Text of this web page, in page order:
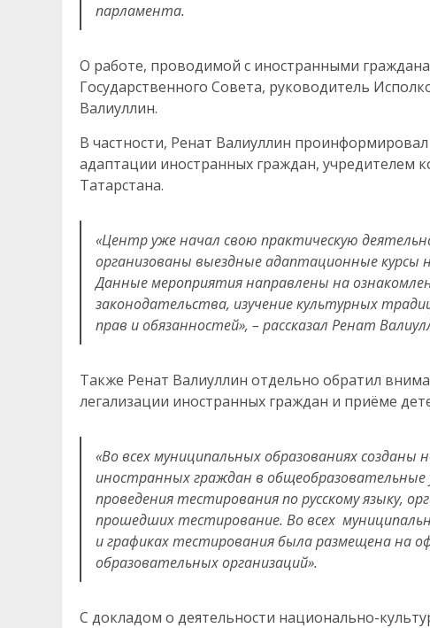
парламента.
О работе, проводимой с иностранными
Государственного Совета, руководитель
Валиуллин.
В частности, Ренат Валиуллин
адаптации иностранных граждан, учредителем
Татарстана.
«Центр уже начал свою практическую
организованы выездные адаптационные курсы
Данные мероприятия направлены на
законодательства, изучение культурных
прав и обязанностей», – рассказал Ренат
Также Ренат Валиуллин отдельно обратил
легализации иностранных граждан и приёме
«Во всех муниципальных образованиях созданы
иностранных граждан в
проведения тестирования по русскому языку,
прошедших тестирование. Во всех
и графиках тестирования была размещена на
образовательных организаций».
С докладом о деятельности национально-